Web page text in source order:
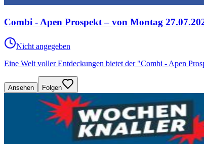
Combi - Apen Prospekt – von Montag
Nicht angegeben
Eine Welt voller Entdeckungen bietet der "Combi - Apen
Ansehen Folgen